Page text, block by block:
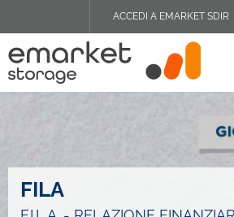
contenuto
principale
TOP
HEADER
ACCEDI A EMARKET SDIR
FILA